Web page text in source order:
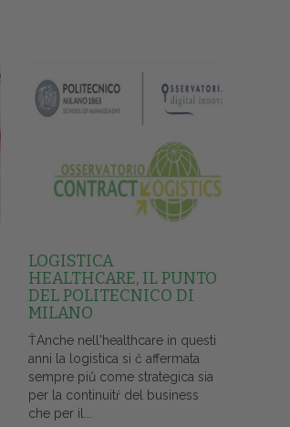
LOGISTICA
HEALTHCARE, IL PUNTO
DEL POLITECNICO DI
MILANO
ŤAnche nell'healthcare in questi
anni la logistica si č affermata
sempre piů come strategica sia
per la continuitŕ del business
che per il...